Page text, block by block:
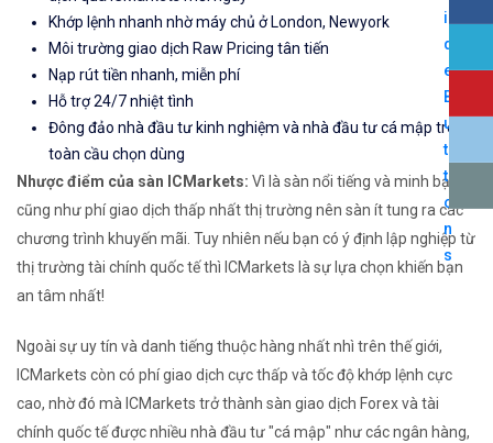
Khớp lệnh nhanh nhờ máy chủ ở London, Newyork
Môi trường giao dịch Raw Pricing tân tiến
Nạp rút tiền nhanh, miễn phí
Hỗ trợ 24/7 nhiệt tình
Đông đảo nhà đầu tư kinh nghiệm và nhà đầu tư cá mập trên
toàn cầu chọn dùng
Nhược điểm của sàn ICMarkets: Vì là sàn nổi tiếng và minh bạch
cũng như phí giao dịch thấp nhất thị trường nên sàn ít tung ra các
chương trình khuyến mãi. Tuy nhiên nếu bạn có ý định lập nghiệp từ
thị trường tài chính quốc tế thì ICMarkets là sự lựa chọn khiến bạn
an tâm nhất!
Ngoài sự uy tín và danh tiếng thuộc hàng nhất nhì trên thế giới,
ICMarkets còn có phí giao dịch cực thấp và tốc độ khớp lệnh cực
cao, nhờ đó mà ICMarkets trở thành sàn giao dịch Forex và tài
chính quốc tế được nhiều nhà đầu tư "cá mập" như các ngân hàng,